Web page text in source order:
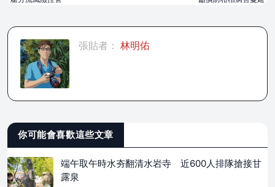
張貼者： 林明佑
你可能會喜歡這些文章
端午取午時水夯翻清水岩寺 近600人排隊搶接甘
露泉